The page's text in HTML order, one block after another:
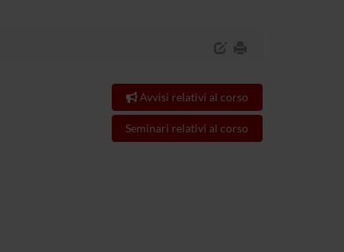
Avvisi relativi al corso
Seminari relativi al corso